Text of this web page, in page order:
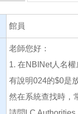
館員
老師您好：
1. 在NBINet人名
有說明024的$0是
然在系統查找時，